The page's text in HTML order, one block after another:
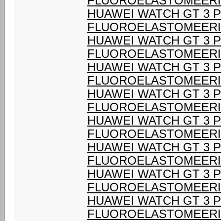
HUAWEI WATCH GT 3
HUAWEI WATCH GT 3
HUAWEI WATCH GT 3
HUAWEI WATCH GT 3
HUAWEI WATCH GT 3
HUAWEI WATCH GT 3
HUAWEI WATCH GT 3
HUAWEI WATCH GT 3